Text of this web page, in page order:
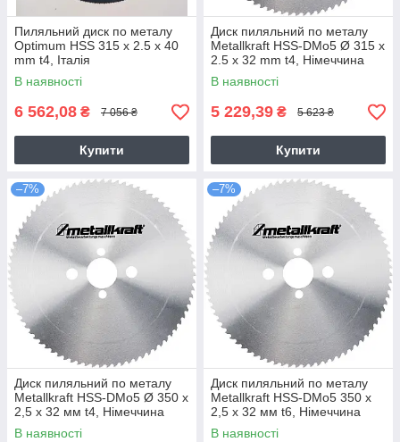
Пиляльний диск по металу
Optimum HSS 315 x 2.5 x 40
mm t4, Італія
В наявності
6 562,08 ₴ 7 056 ₴
Купити
Диск пиляльний по металу
Metallkraft HSS-DMo5 Ø 315 x
2.5 x 32 mm t4, Німеччина
В наявності
5 229,39 ₴ 5 623 ₴
Купити
–7%
Диск пиляльний по металу
Metallkraft HSS-DMo5 Ø 350 x
2,5 x 32 мм t4, Німеччина
В наявності
–7%
Диск пиляльний по металу
Metallkraft HSS-DMo5 350 x
2,5 x 32 мм t6, Німеччина
В наявності